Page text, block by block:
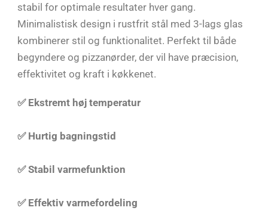
stabil for optimale resultater hver gang.
Minimalistisk design i rustfrit stål med 3-lags glas
kombinerer stil og funktionalitet. Perfekt til både
begyndere og pizzanørder, der vil have præcision,
effektivitet og kraft i køkkenet.
✅ Ekstremt høj temperatur
✅ Hurtig bagningstid
✅ Stabil varmefunktion
✅ Effektiv varmefordeling